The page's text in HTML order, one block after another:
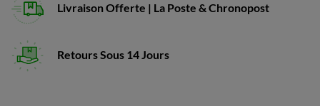
Livraison Offerte | La Poste & Chronopost
Retours Sous 14 Jours